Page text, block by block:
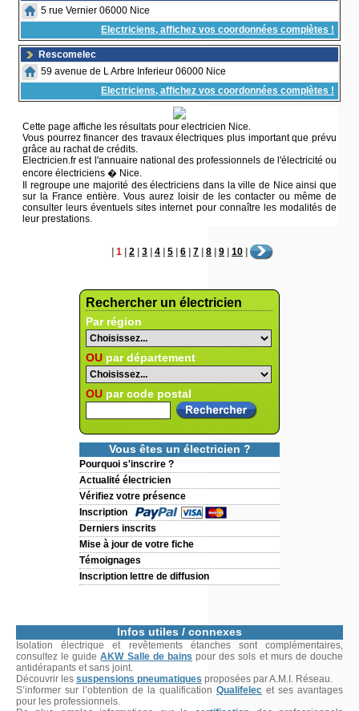
Rechercher un électricien
Par région
OU par département
OU par code postal
Vous êtes un électricien ?
Pourquoi s'inscrire ?
Actualité électricien
Vérifiez votre présence
Inscription
Derniers inscrits
Mise à jour de votre fiche
Témoignages
Inscription lettre de diffusion
5 rue Vernier 06000 Nice
Electriciens, affichez vos coordonnées complètes !
Rescomelec
59 avenue de L Arbre Inferieur 06000 Nice
Electriciens, affichez vos coordonnées complètes !
Cette page affiche les résultats pour electricien Nice.
Vous pourrez financer des travaux électriques plus important que prévu
grâce au rachat de crédits.
Electricien.fr est l'annuaire national des professionnels de l'électricité ou
encore électriciens � Nice.
Il regroupe une majorité des électriciens dans la ville de Nice ainsi que
sur la France entière. Vous aurez loisir de les contacter ou même de
consulter leurs éventuels sites internet pour connaître les modalités de
leur prestations.
| 1 | 2 | 3 | 4 | 5 | 6 | 7 | 8 | 9 | 10 |
Infos utiles / connexes
Isolation électrique et revêtements étanches sont complémentaires,
consultez le guideAKW Salle de bains pour des sols et murs de douche
antidérapants et sans joint.
Découvrir les suspensions pneumatiques proposées par A.M.I. Réseau.
S’informer sur l’obtention de la qualification Qualifelec et ses avantages
pour les professionnels.